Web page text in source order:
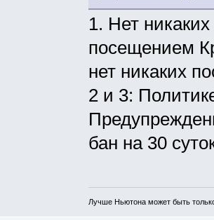
1. Нет
посещением
нет никаких
2 и 3:
бан на 30
Лучше Ньютона может быть